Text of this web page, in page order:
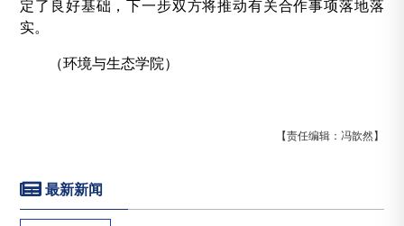
定了良好基础，下一步双方将推动有关合作事项落地落
实。
（环境与生态学院）
【责任编辑：冯歆然】
最新新闻